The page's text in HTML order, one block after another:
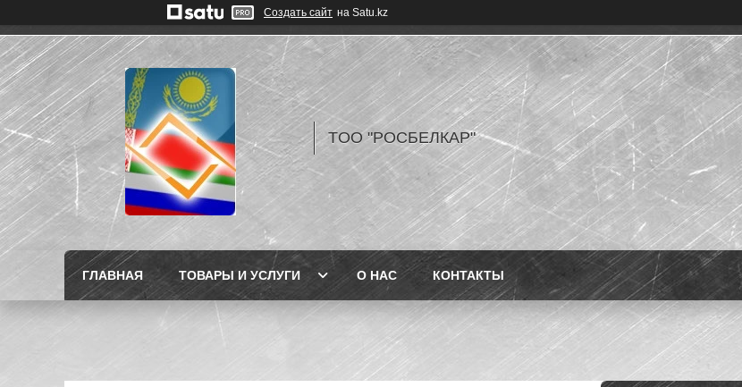
Создать сайт на Satu.kz
TOO "РОСБЕЛКАР"
ГЛАВНАЯ ТОВАРЫ И УСЛУГИ О НАС КОНТАКТЫ